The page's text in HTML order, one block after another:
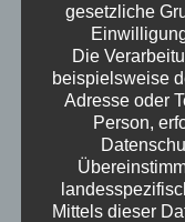
entstanden in
wohl
ranghöher als
Patriarchat
und die
Tomate
klarstellen
Gendern
gesetzliche
Die
beispielsweise
Adresse oder
Person,
Mittels dieser